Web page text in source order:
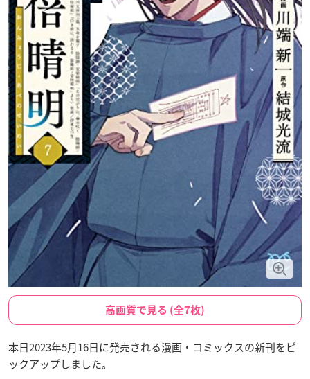
高画質で見る (全7枚)
本日2023年5月16日に発売される漫画・コミックスの新刊をピ
ックアップしました。